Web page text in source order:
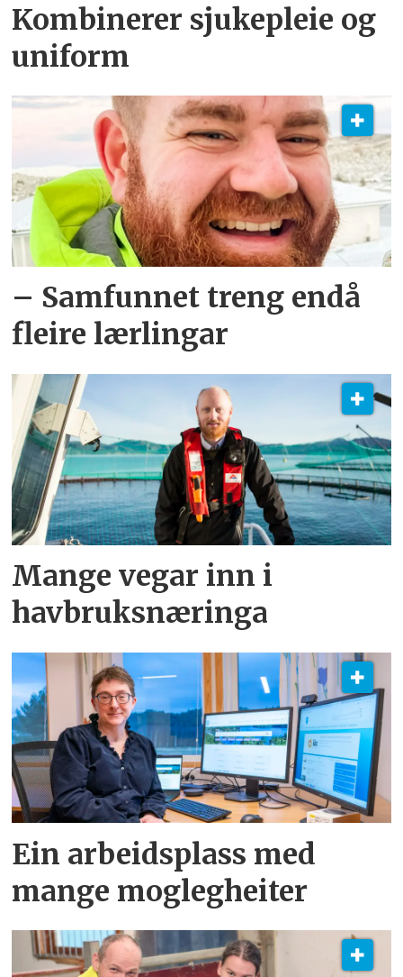
Kombinerer sjukepleie og
uniform
– Samfunnet treng endå
fleire lærlingar
Mange vegar inn i
havbruksnæringa
Ein arbeidsplass med
mange moglegheiter